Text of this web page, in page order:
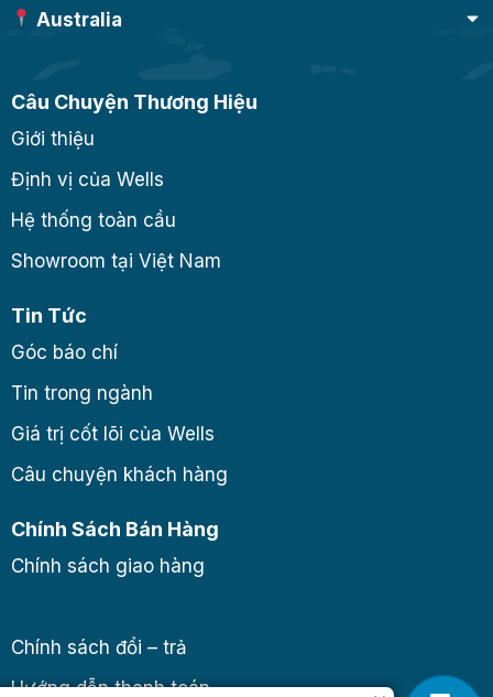
Australia
Câu Chuyện Thương Hiệu
Giới thiệu
Định vị của Wells
Hệ thống toàn cầu
Showroom tại Việt Nam
Tin Tức
Góc báo chí
Tin trong ngành
Giá trị cốt lõi của Wells
Câu chuyện khách hàng
Chính Sách Bán Hàng
Chính sách giao hàng
Chính sách đổi – trả
Hướng dẫn thanh toán